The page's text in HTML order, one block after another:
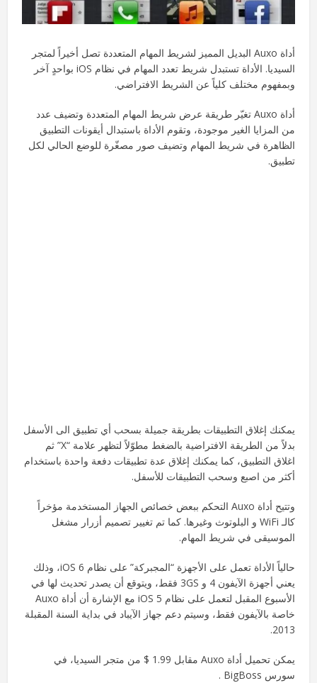
أداة Auxo البديل المميز لشريط المهام المتعددة تصل أخيراً لمتجر
السيديا. الأداة تستبدل شريط تعدد المهام في نظام iOS بواحدٍ آخر
وبمفهوم مختلف كلياً عن الشريط الافتراضي.
أداة Auxo تغيّر طريقة عرض شريط المهام المتعددة وتضيف عدد
من المزايا الغير موجودة، وتقوم الأداة باستبدال أيقونات التطبيق
الظاهرة في شريط المهام وتضيف صور مصغّرة للوضع الحالي لكل
تطبيق.
يمكنك إغلاق التطبيقات بطريقة جميلة بسحب أي تطبيق الى الأسفل
بدلاً من الطريقة الافتراضية بالضغط مطوّلاً لتظهر علامة “X” ثم
اغلاق التطبيق، كما يمكنك إغلاق عدة تطبيقات دفعة واحدة باستخدام
أكثر من اصبع وسحب التطبيقات للأسفل.
وتتيح أداة Auxo التحكم ببعض خصائص الجهاز المستخدمة مؤخراً
كالـ WiFi و البلوتوث وغيرها. كما تم تغيير تصميم أزرار مشغل
الموسيقى في شريط المهام.
حالياً الأداة تعمل على الأجهزة “المجبركة” على نظام iOS 6، وذلك
يعني أجهزة الآيفون 4 و 3GS فقط، ويتوقع أن يصدر تحديث لها في
الأسبوع المقبل لتعمل على نظام iOS 5 مع الإشارة أن أداة Auxo
خاصة بالآيفون فقط، وسيتم دعم جهاز الآيباد في بداية السنة المقبلة
2013.
يمكن تحميل أداة Auxo مقابل 1.99 $ من متجر السيديا، في
سورس BigBoss .